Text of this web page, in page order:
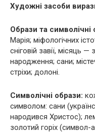
Художні засоби
Образи та символічні
Марія; міфологічних
сніговій завії, місяць
народження; сани;
стріхи; долоні.
Символічні образи:
символом: сани
народився Христос);
золотий горіх (символ-